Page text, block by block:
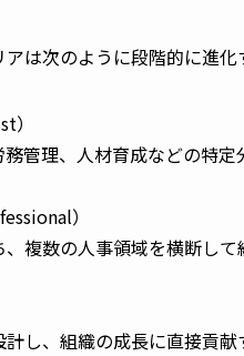
は次のように段階的に進化
）
管理、人材育成などの特定
）
複数の人事領域を横断し
し、組織の成長に直接貢献